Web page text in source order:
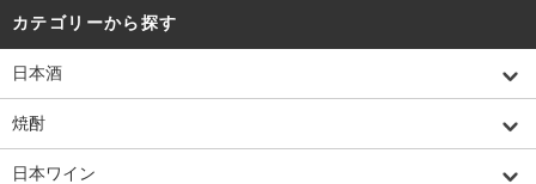
カテゴリーから探す
日本酒
焼酎
日本ワイン